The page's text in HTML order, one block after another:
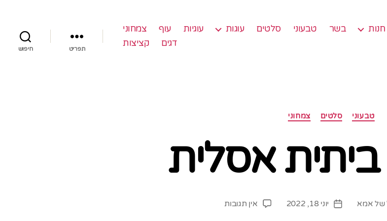
חנות בשר טבעוני סלטים עוגות עוגיות עוף
צמחוני
דגים
קציצות
תפריט חיפוש
קטגוריות טבעוני סלטים צמחוני
אסלית
של אמא
תאריך
יוני 18, 2022 אין תגובותעל